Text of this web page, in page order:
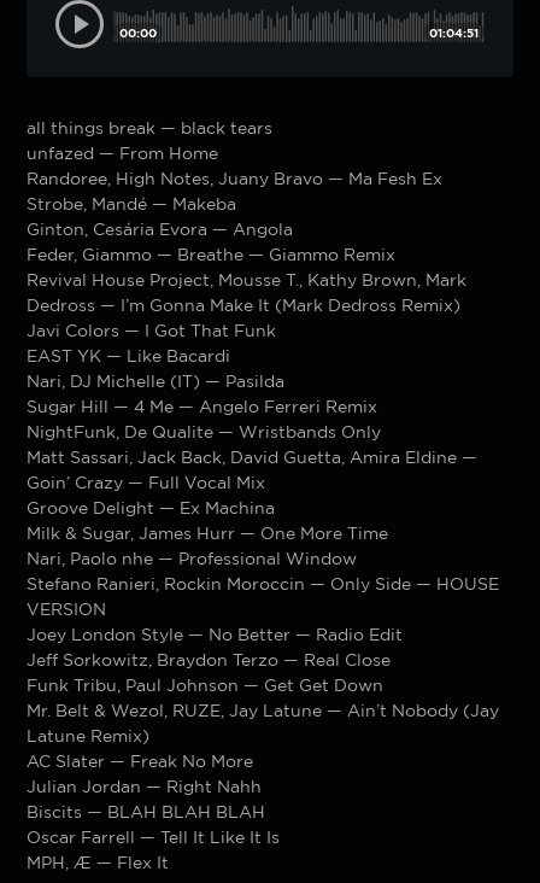
00:00 01:04:51
all things break — black tears
unfazed — From Home
Randoree, High Notes, Juany Bravo — Ma Fesh Ex
Strobe, Mandé — Makeba
Ginton, Cesária Evora — Angola
Feder, Giammo — Breathe — Giammo Remix
Revival House Project, Mousse T., Kathy Brown, Mark
Dedross — I’m Gonna Make It (Mark Dedross Remix)
Javi Colors — I Got That Funk
EAST YK — Like Bacardi
Nari, DJ Michelle (IT) — Pasilda
Sugar Hill — 4 Me — Angelo Ferreri Remix
NightFunk, De Qualite — Wristbands Only
Matt Sassari, Jack Back, David Guetta, Amira Eldine —
Goin’ Crazy — Full Vocal Mix
Groove Delight — Ex Machina
Milk & Sugar, James Hurr — One More Time
Nari, Paolo nhe — Professional Window
Stefano Ranieri, Rockin Moroccin — Only Side — HOUSE
VERSION
Joey London Style — No Better — Radio Edit
Jeff Sorkowitz, Braydon Terzo — Real Close
Funk Tribu, Paul Johnson — Get Get Down
Mr. Belt & Wezol, RUZE, Jay Latune — Ain’t Nobody (Jay
Latune Remix)
AC Slater — Freak No More
Julian Jordan — Right Nahh
Biscits — BLAH BLAH BLAH
Oscar Farrell — Tell It Like It Is
MPH, Æ — Flex It